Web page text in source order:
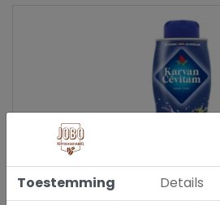
Toestemming Details